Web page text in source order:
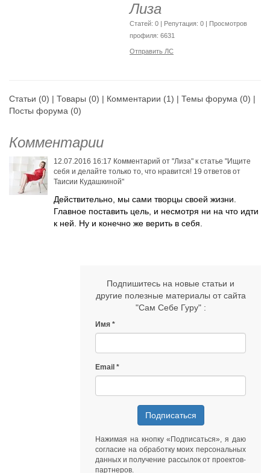
Лиза
Cтатей: 0 | Репутация: 0 | Просмотров
профиля: 6631
Отправить ЛС
Статьи (0) | Товары (0) | Комментарии (1) | Темы форума (0) |
Посты форума (0)
Комментарии
12.07.2016 16:17 Комментарий от "Лиза" к статье "Ищите
себя и делайте только то, что нравится! 19 ответов от
Таисии Кудашкиной"
Действительно, мы сами творцы своей жизни.
Главное поставить цель, и несмотря ни на что идти
к ней. Ну и конечно же верить в себя.
Подпишитесь на новые статьи и
другие полезные материалы от сайта
"Сам Себе Гуру" :
Имя
Email
Подписаться
Нажимая на кнопку «Подписаться», я даю
согласие на обработку моих персональных
данных и получение рассылок от проектов-
партнеров.